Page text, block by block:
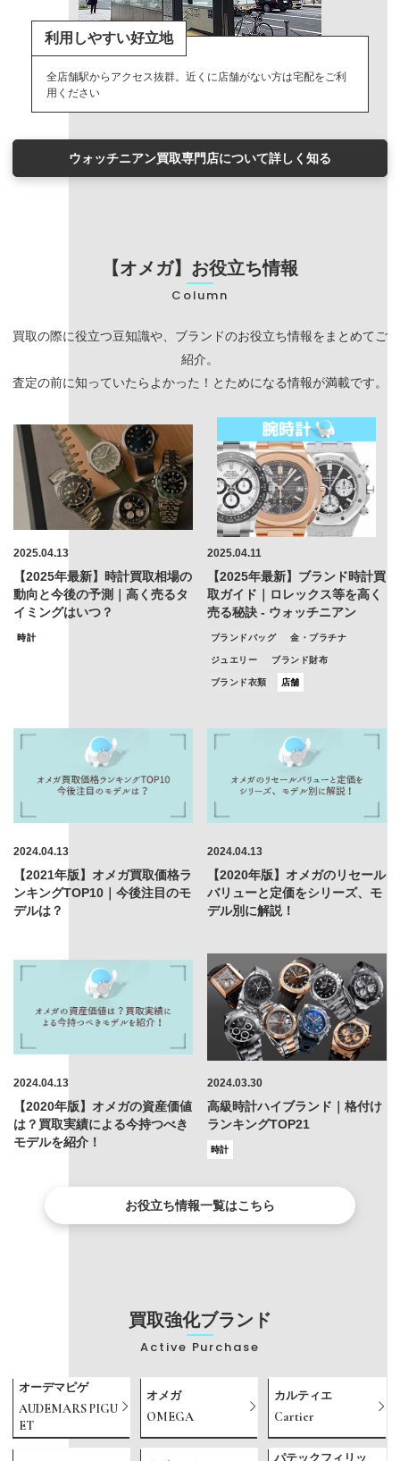
利用しやすい好立地
全店舗駅からアクセス抜群。近くに店舗がない方は宅配をご利
用ください
ウォッチニアン買取専門店について詳しく知る
【オメガ】お役立ち情報
Column
買取の際に役立つ豆知識や、ブランドのお役立ち情報をまとめてご
紹介。
査定の前に知っていたらよかった！とためになる情報が満載です。
2025.04.13
【2025年最新】時計買取相場の
動向と今後の予測｜高く売るタ
イミングはいつ？
時計
2025.04.11
【2025年最新】ブランド時計買
取ガイド｜ロレックス等を高く
売る秘訣 - ウォッチニアン
ブランドバッグ 金・プラチナ
ジュエリー ブランド財布
ブランド衣類 店舗
2024.04.13
【2021年版】オメガ買取価格ラ
ンキングTOP10｜今後注目のモ
デルは？
2024.04.13
【2020年版】オメガのリセール
バリューと定価をシリーズ、モ
デル別に解説！
2024.04.13
【2020年版】オメガの資産価値
は？買取実績による今持つべき
モデルを紹介！
2024.03.30
高級時計ハイブランド｜格付け
ランキングTOP21
時計
お役立ち情報一覧はこちら
買取強化ブランド
Active Purchase
オーデマピゲ
AUDEMARS PIGU
ET
オメガ
OMEGA
カルティエ
Cartier
パテックフィリッ